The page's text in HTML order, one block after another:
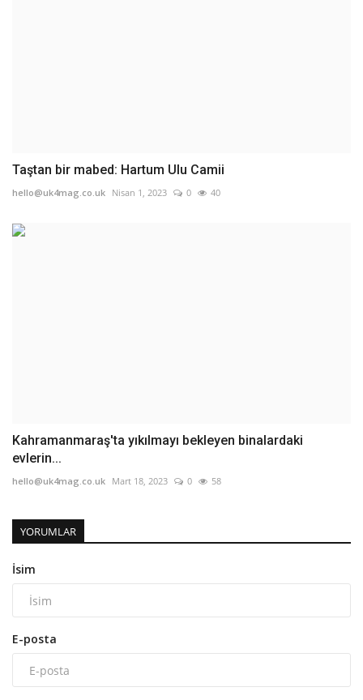
Taştan bir mabed: Hartum Ulu Camii
hello@uk4mag.co.uk Nisan 1, 2023 0 40
Kahramanmaraş'ta yıkılmayı bekleyen binalardaki
evlerin...
hello@uk4mag.co.uk Mart 18, 2023 0 58
YORUMLAR
İsim
E-posta